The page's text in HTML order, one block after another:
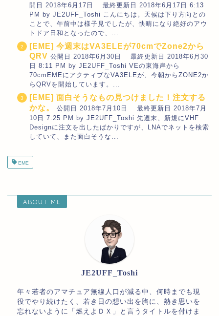
開日 2018年6月17日 最終更新日 2018年6月17日 6:13
PM by JE2UFF_Toshi こんにちは。天候は下り方向との
ことで、午前中は様子見でしたが、快晴になり絶好のアウ
トドア日和となったので、...
[EME] 今週末はVA3ELEが70cmでZone2から
QRV 公開日 2018年6月30日 最終更新日 2018年6月30
日 8:11 PM by JE2UFF_Toshi VEの東海岸から
70cmEMEにアクティブなVA3ELEが、今朝からZONE2か
らQRVを開始しています。...
[EME] 面白そうなもの見つけました！注文する
かな。
公開日 2018年7月10日 最終更新日 2018年7月
10日 7:25 PM by JE2UFF_Toshi 先週末、新規にVHF
Designに注文を出したばかりですが、LNAでネットを検索
していて、また面白そうな...
EME
ABOUT ME
JE2UFF_Toshi
年々若者のアマチュア無線人口が減る中、何時までも現
役でやり続けたく、若き日の想い出を胸に、熱き思いを
忘れないように「燃えよＤＸ」と言うタイトルを付けま